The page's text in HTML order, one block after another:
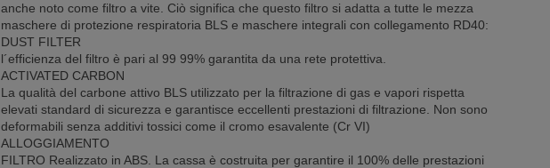
anche noto come filtro a vite. Ciò significa che questo filtro si adatta a tutte le mezza
maschere di protezione respiratoria BLS e maschere integrali con collegamento RD40:
DUST FILTER
l´efficienza del filtro è pari al 99 99% garantita da una rete protettiva.
ACTIVATED CARBON
La qualità del carbone attivo BLS utilizzato per la filtrazione di gas e vapori rispetta
elevati standard di sicurezza e garantisce eccellenti prestazioni di filtrazione. Non sono
deformabili senza additivi tossici come il cromo esavalente (Cr VI)
ALLOGGIAMENTO
FILTRO Realizzato in ABS. La cassa è costruita per garantire il 100% delle prestazioni